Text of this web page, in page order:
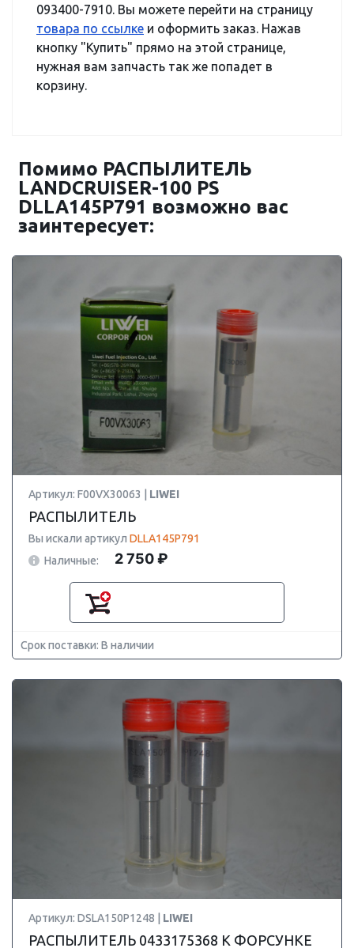
093400-7910. Вы можете перейти на страницу
товара по ссылке и оформить заказ. Нажав
кнопку "Купить" прямо на этой странице,
нужная вам запчасть так же попадет в
корзину.
Помимо РАСПЫЛИТЕЛЬ
LANDCRUISER-100 PS
DLLA145P791 возможно вас
заинтересует:
Артикул: F00VX30063 | LIWEI
РАСПЫЛИТЕЛЬ
Вы искали артикул DLLA145P791
Наличные:
2 750 ₽
Срок поставки: В наличии
Артикул: DSLA150P1248 | LIWEI
РАСПЫЛИТЕЛЬ 0433175368 К ФОРСУНКЕ